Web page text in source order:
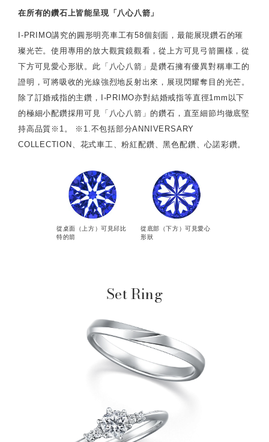
在所有的鑽石上皆能呈現「八心八箭」
I-PRIMO講究的圓形明亮車工有58個刻面，最能展現鑽石的璀
璨光芒。使用專用的放大觀賞鏡觀看，從上方可見弓箭圖樣，從
下方可見愛心形狀。此「八心八箭」是鑽石擁有優異對稱車工的
證明，可將吸收的光線強烈地反射出來，展現閃耀奪目的光芒。
除了訂婚戒指的主鑽，I-PRIMO亦對結婚戒指等直徑1mm以下
的極細小配鑽採用可見「八心八箭」的鑽石，直至細節均徹底堅
持高品質※1。 ※1.不包括部分ANNIVERSARY
COLLECTION、花式車工、粉紅配鑽、黑色配鑽、心諾彩鑽。
從桌面（上方）可見邱比
特的箭
從底部（下方）可見愛心
形狀
Set Ring